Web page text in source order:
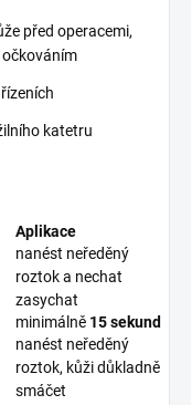
před operacemi,
očkováním
katetru
Aplikace
nanést neředěný
roztok a nechat
zasychat
minimálně 15 sekund
nanést neředěný
roztok, kůži důkladně
smáčet